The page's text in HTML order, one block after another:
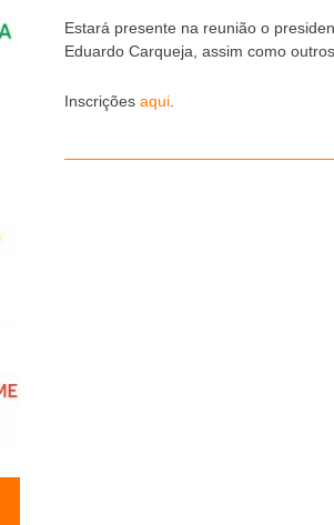
Estará presente na reunião o
Eduardo Carqueja, assim como
Inscrições aqui